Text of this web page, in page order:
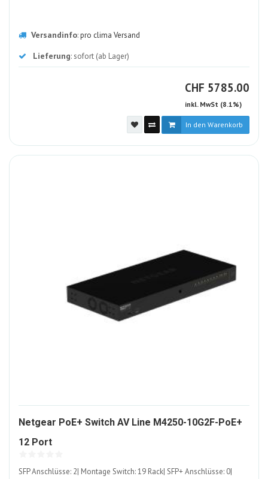
Versandinfo:pro clima Versand
Lieferung: sofort (ab Lager)
CHF CHF
5785.00
inkl. MwSt (8.1%)
In den Warenkorb
Netgear PoE+ Switch AV Line M4250-10G2F-PoE+
12 Port1117567-
SFP Anschlüsse: 2| Montage Switch: 19 Rack| SFP+ Anschlüsse: 0|